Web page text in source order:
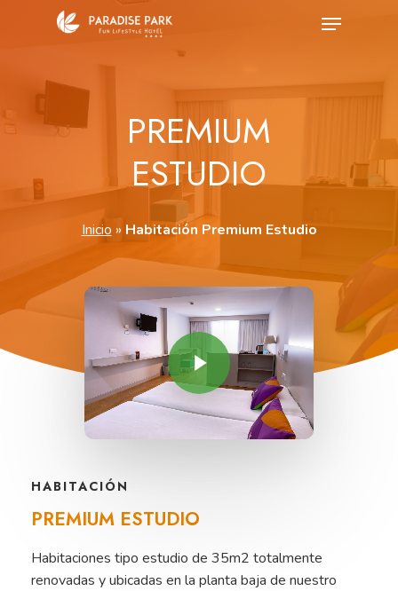
Menu
PREMIUM
ESTUDIO
Inicio » Habitación Premium Estudio
Play Video
HABITACIÓN
PREMIUM ESTUDIO
Habitaciones tipo estudio de 35m2 totalmente
renovadas y ubicadas en la planta baja de nuestro